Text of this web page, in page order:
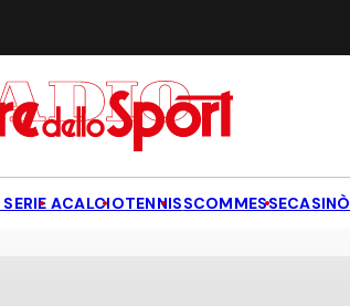
ACALCIOTENNISSCOMMESSECASINÒ